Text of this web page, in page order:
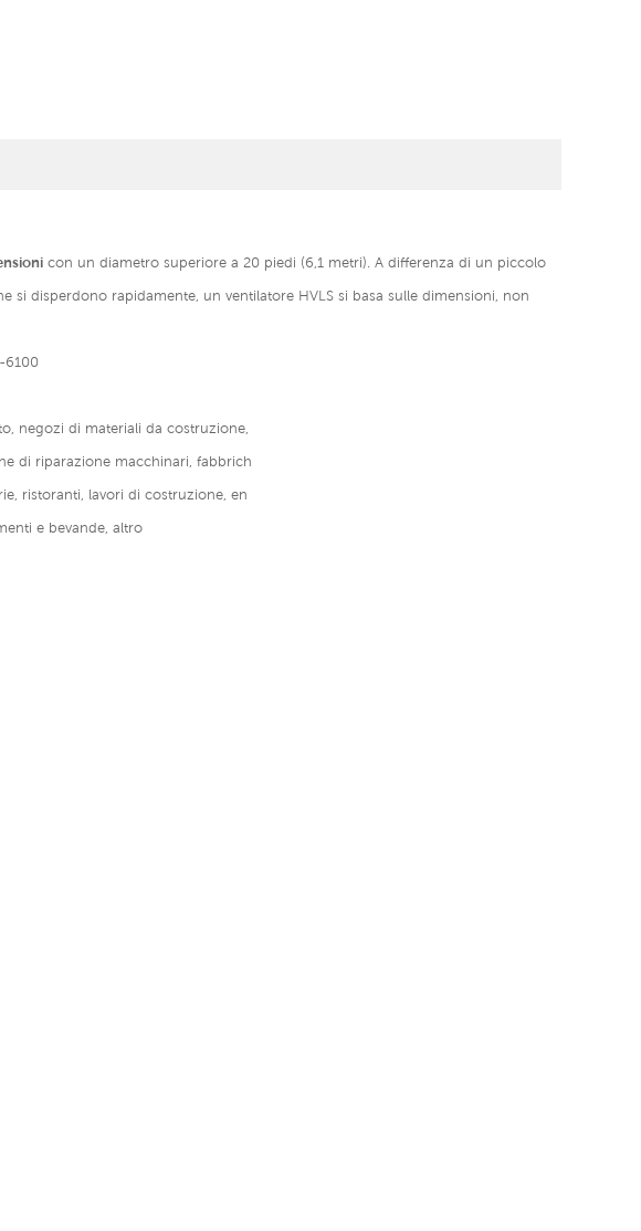
con un diametro superiore a 20 piedi (6,1 metri). A differenza di un piccolo
si disperdono rapidamente, un ventilatore HVLS si basa sulle dimensioni, non
6100
negozi di materiali da costruzione,
di riparazione macchinari, fabbrich
ristoranti, lavori di costruzione, en
e bevande, altro